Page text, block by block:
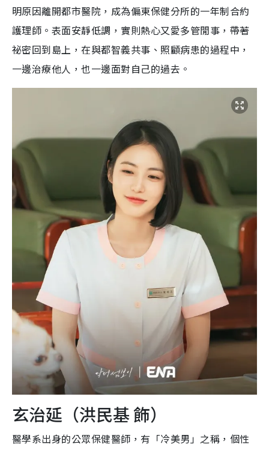
明原因離開都市醫院，成為偏東保健分所的一年制合約
護理師。表面安靜低調，實則熱心又愛多管閒事，帶著
祕密回到島上，在與都智義共事、照顧病患的過程中，
一邊治療他人，也一邊面對自己的過去。
玄治延（洪民基 飾）
醫學系出身的公眾保健醫師，有「冷美男」之稱，個性